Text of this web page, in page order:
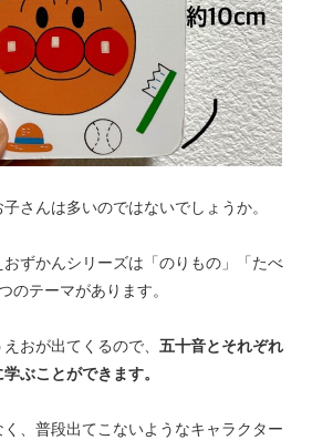
さんは多いのではないでしょうか。
ずかんシリーズは「のりもの」「たべ
のテーマがあります。
おが出てくるので、 五十音とそれぞれ
ぶことができます。
、普段出てこないようなキャラクター